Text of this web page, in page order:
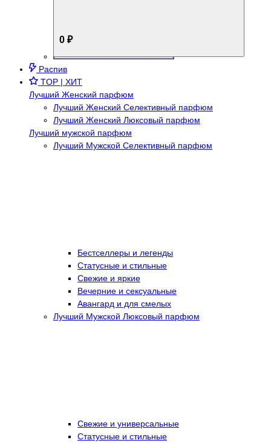
0 ₽
Распив
TOP | ХИТ
Лучший Женский парфюм
Лучший Женский Селективный парфюм
Лучший Женский Люксовый парфюм
Лучший мужской парфюм
Лучший Мужской Селективный парфюм
Бестселлеры и легенды
Статусные и стильные
Свежие и яркие
Вечерние и сексуальные
Авангард и для смелых
Лучший Мужской Люксовый парфюм
Свежие и универсальные
Статусные и стильные